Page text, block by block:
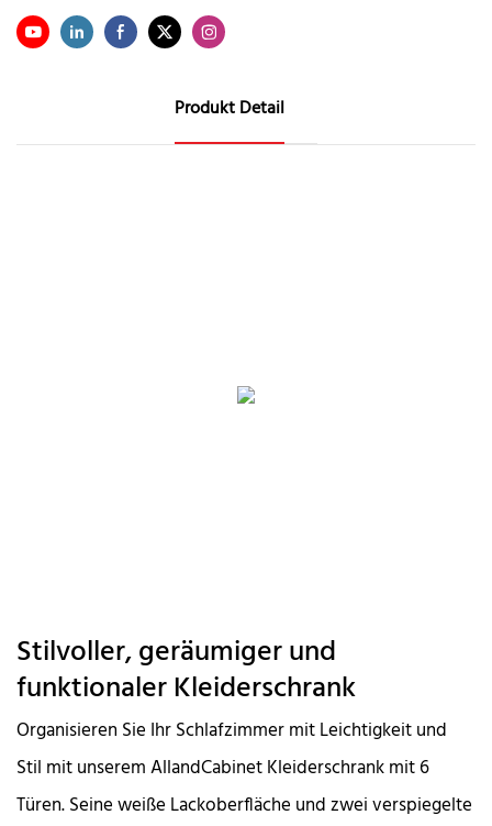
Produkt Detail
Stilvoller, geräumiger und
funktionaler Kleiderschrank
Organisieren Sie Ihr Schlafzimmer mit Leichtigkeit und
Stil mit unserem AllandCabinet Kleiderschrank mit 6
Türen. Seine weiße Lackoberfläche und zwei verspiegelte